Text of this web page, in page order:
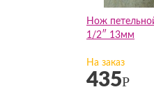
Нож
1/2″ 13мм
На заказ
435Р